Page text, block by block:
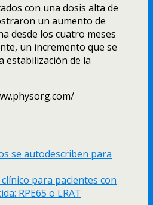
con una dosis alta de
un aumento de
desde los cuatro meses
un incremento que se
estabilización de la
se autodescriben para
clí­nico para pacientes con
RPE65 o LRAT